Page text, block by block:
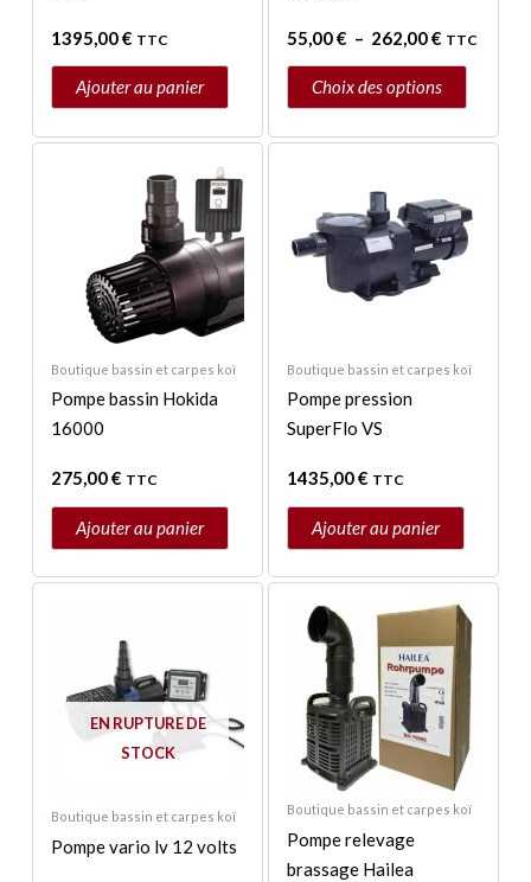
1395,00€ TTC
Ajouter au panier
55,00€ – 262,00€ TTC
Choix des options
la
page
du
Boutique bassin et carpes koï
Pompe bassin Hokida
16000
275,00€ TTC
Ajouter au panier
Boutique bassin et carpes koï
Pompe pression
SuperFlo VS
1435,00€ TTC
Ajouter au panier
EN RUPTURE DE
STOCK
Boutique bassin et carpes koï
Pompe vario lv 12 volts
Plage
plusieurs
variations.
choisies
Boutique bassin et carpes koï
Pompe relevage
brassage Hailea